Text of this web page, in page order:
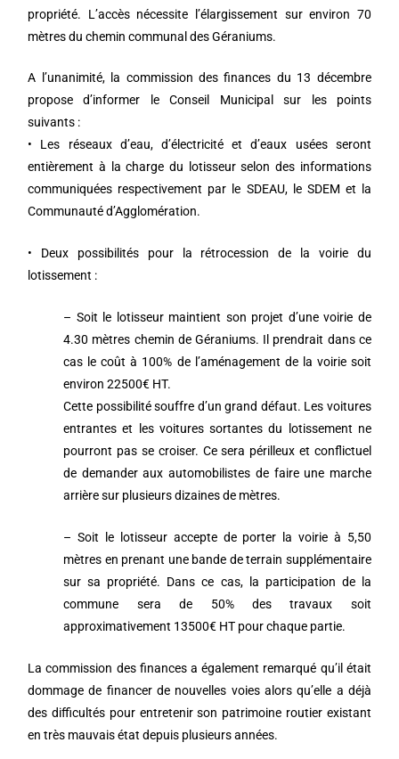
propriété. L’accès nécessite l’élargissement sur environ 70
mètres du chemin communal des Géraniums.
A l’unanimité, la commission des finances du 13 décembre
propose d’informer le Conseil Municipal sur les points
suivants :
• Les réseaux d’eau, d’électricité et d’eaux usées seront
entièrement à la charge du lotisseur selon des informations
communiquées respectivement par le SDEAU, le SDEM et la
Communauté d’Agglomération.
• Deux possibilités pour la rétrocession de la voirie du
lotissement :
– Soit le lotisseur maintient son projet d’une voirie de
4.30 mètres chemin de Géraniums. Il prendrait dans ce
cas le coût à 100% de l’aménagement de la voirie soit
environ 22500€ HT.
Cette possibilité souffre d’un grand défaut. Les voitures
entrantes et les voitures sortantes du lotissement ne
pourront pas se croiser. Ce sera périlleux et conflictuel
de demander aux automobilistes de faire une marche
arrière sur plusieurs dizaines de mètres.
– Soit le lotisseur accepte de porter la voirie à 5,50
mètres en prenant une bande de terrain supplémentaire
sur sa propriété. Dans ce cas, la participation de la
commune sera de 50% des travaux soit
approximativement 13500€ HT pour chaque partie.
La commission des finances a également remarqué qu’il était
dommage de financer de nouvelles voies alors qu’elle a déjà
des difficultés pour entretenir son patrimoine routier existant
en très mauvais état depuis plusieurs années.